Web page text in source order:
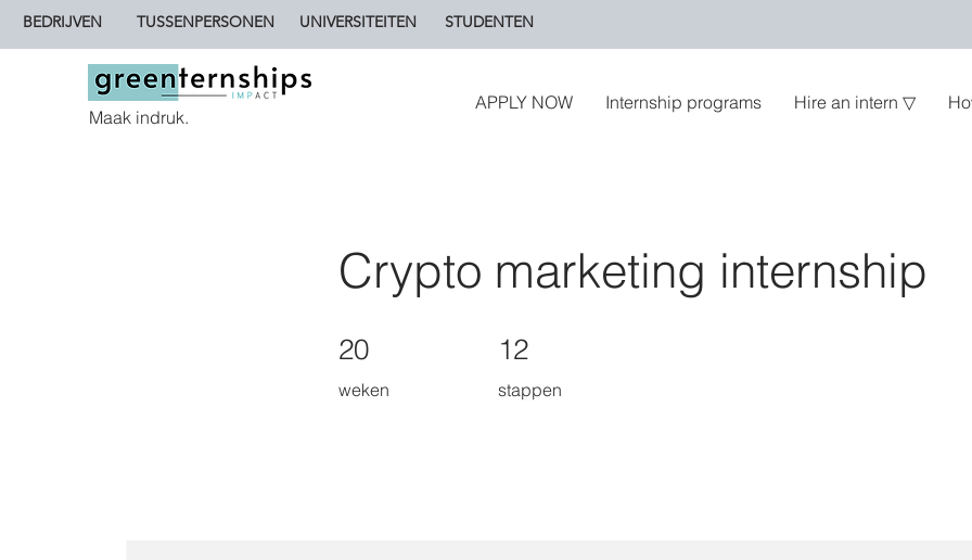
BEDRIJVEN TUSSENPERSONEN UNIVERSITEITEN STUDENTEN
Maak indruk.
APPLY NOW Internship programs Hire an intern ▽
Crypto marketing internship
20
weken
12
stappen